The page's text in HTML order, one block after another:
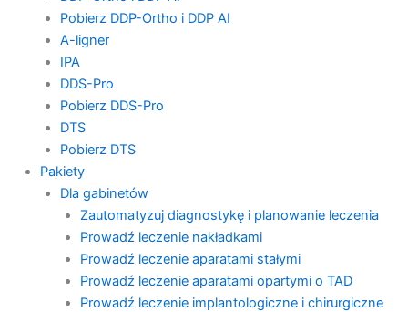
Pobierz DDP-Ortho i DDP AI
A-ligner
IPA
DDS-Pro
Pobierz DDS-Pro
DTS
Pobierz DTS
Pakiety
Dla gabinetów
Zautomatyzuj diagnostykę i planowanie leczenia
Prowadź leczenie nakładkami
Prowadź leczenie aparatami stałymi
Prowadź leczenie aparatami opartymi o TAD
Prowadź leczenie implantologiczne i chirurgiczne